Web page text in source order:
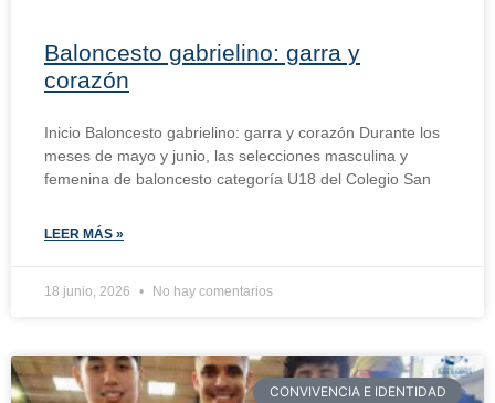
Baloncesto gabrielino: garra y
corazón
Inicio Baloncesto gabrielino: garra y corazón Durante los
meses de mayo y junio, las selecciones masculina y
femenina de baloncesto categoría U18 del Colegio San
LEER MÁS »
18 junio, 2026 No hay comentarios
CONVIVENCIA E IDENTIDAD